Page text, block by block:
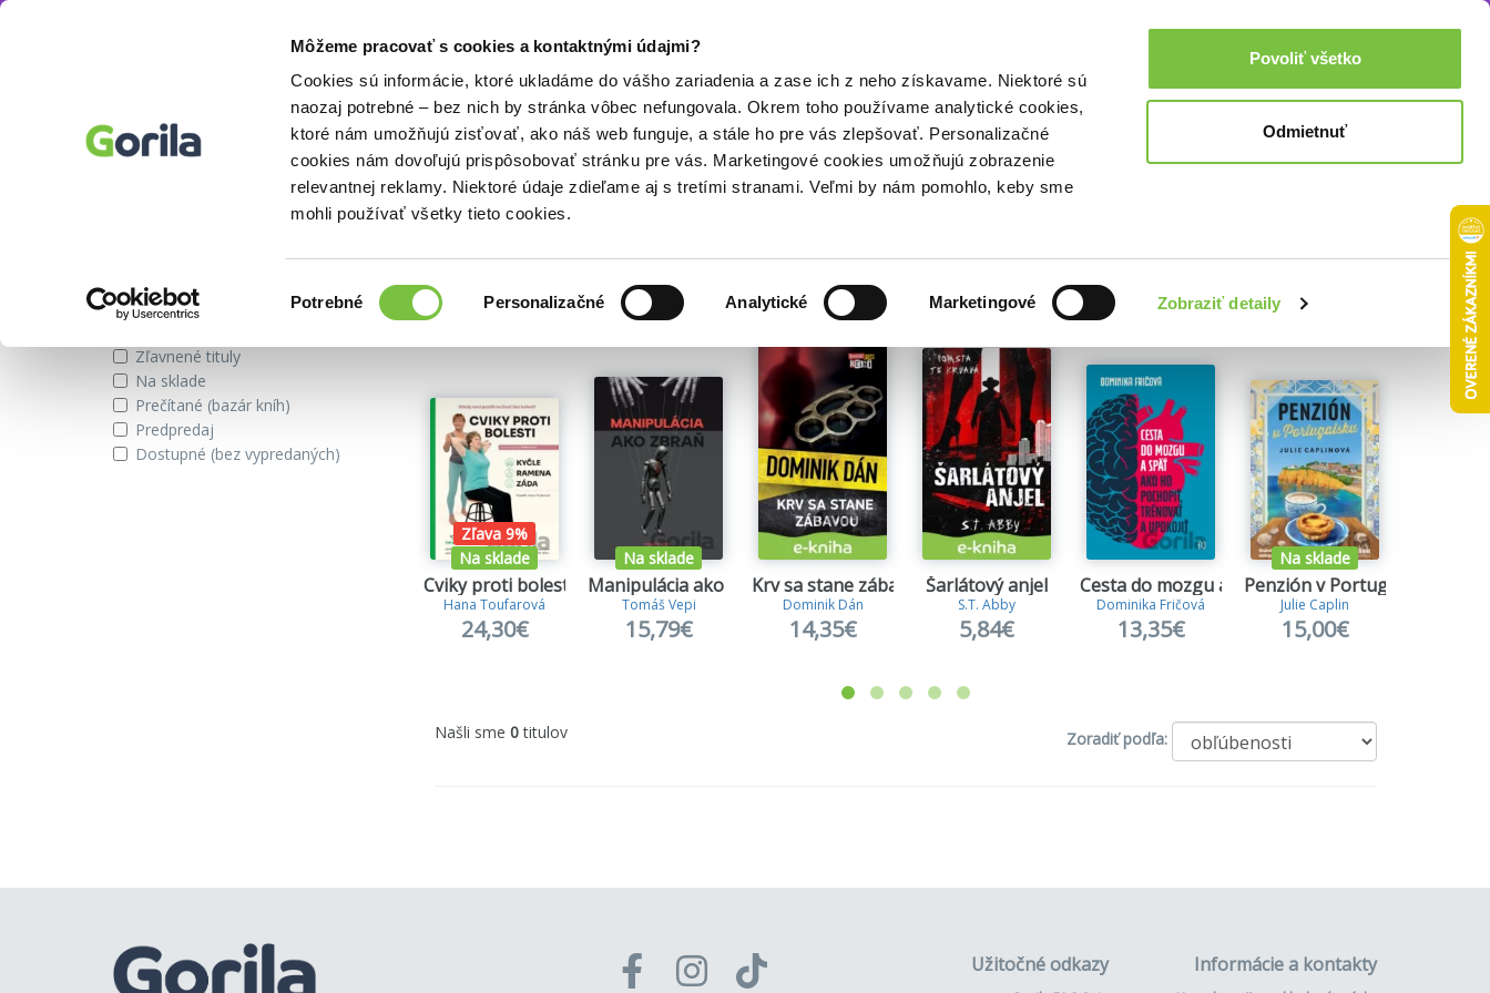
Môžeme pracovať s cookies a kontaktnými údajmi?
Cookies sú informácie, ktoré ukladáme do vášho zariadenia a zase ich z neho získavame. Niektoré sú
naozaj potrebné – bez nich by stránka vôbec nefungovala. Okrem toho používame analytické cookies,
ktoré nám umožňujú zisťovať, ako náš web funguje, a stále ho pre vás zlepšovať. Personalizačné
cookies nám dovoľujú prispôsobovať stránku pre vás. Marketingové cookies umožňujú zobrazenie
relevantnej reklamy. Niektoré údaje zdieľame aj s tretími stranami. Veľmi by nám pomohlo, keby sme
mohli používať všetky tieto cookies.
súhlasu
Potrebné Personalizačné Analytické Marketingové Zobraziť detaily
Povoliť všetko
Odmietnuť
Doplnky Prihlásenie 0,00€
Cees B. M. van Riel Akcie a zľavy
Knihy autora Cees B. M. van Riel
Zobraziť iba
Zľavnené tituly
Na sklade
Prečítané (bazár kníh)
Predpredaj
Dostupné (bez vypredaných)
Vybrané pre teba
Zľava 9%
Na sklade
Cviky proti bolesti 1.
Hana Toufarová
24,30€
Na sklade
Manipulácia ako zbraň
Tomáš Vepi
15,79€
Krv sa stane zábavou
Dominik Dán
14,35€
Šarlátový anjel
S.T. Abby
5,84€
Cesta do mozgu a späť
Dominika Fričová
13,35€
Na sklade
Penzión v Portugalsku
Julie Caplin
15,00€
Našli sme 0titulov Zoradiť podľa:
Užitočné odkazy Informácie a kontakty